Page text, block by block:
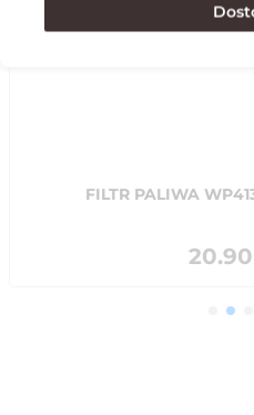
FILTR PALIWA
20.90